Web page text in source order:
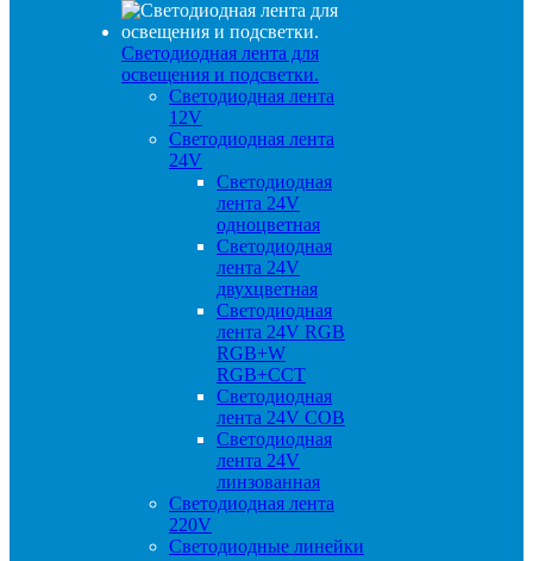
Светодиодная лента для
освещения и подсветки.
Светодиодная лента
12V
Светодиодная лента
24V
Светодиодная
лента 24V
одноцветная
Светодиодная
лента 24V
двухцветная
Светодиодная
лента 24V RGB
RGB+W
RGB+CCT
Светодиодная
лента 24V COB
Светодиодная
лента 24V
линзованная
Светодиодная лента
220V
Светодиодные линейки